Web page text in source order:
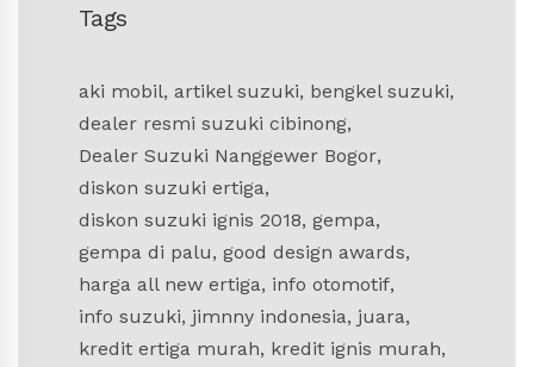
Tags
aki mobil, artikel suzuki, bengkel suzuki,
dealer resmi suzuki cibinong,
Dealer Suzuki Nanggewer Bogor,
diskon suzuki ertiga,
diskon suzuki ignis 2018, gempa,
gempa di palu, good design awards,
harga all new ertiga, info otomotif,
info suzuki, jimnny indonesia, juara,
kredit ertiga murah, kredit ignis murah,